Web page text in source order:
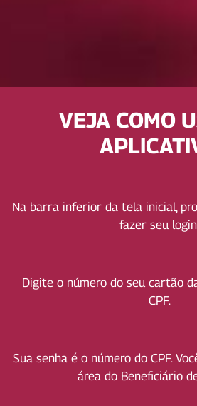
VEJA COMO
Na barra inferior da tela inicial,
fazer seu
Digite o número do seu cartão
CPF.
Sua senha é o número do CPF.
área do Beneficiário